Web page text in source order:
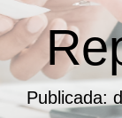
Publicada: